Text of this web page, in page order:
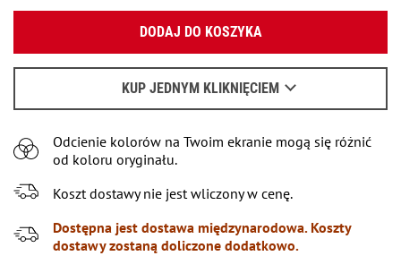
46
52
54
60 Pozostało
DODAJ DO KOSZYKA
KUP JEDNYM KLIKNIĘCIEM
Kiedy czekać na e-mail - przeczytajtu.
Odcienie kolorów na Twoim ekranie mogą się różnić
od koloru oryginału.
Koszt dostawy nie jest wliczony w cenę.
Dostępna jest dostawa międzynarodowa. Koszty
dostawy zostaną doliczone dodatkowo.